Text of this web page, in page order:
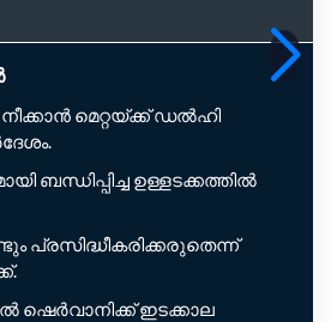
മെറ്റയ്ക്ക് ഡൽഹി
ബന്ധിപ്പിച്ച ഉള്ളടക്കത്തിൽ
പ്രസിദ്ധീകരിക്കരുതെന്ന്
ഷെർവാനിക്ക് ഇടക്കാല